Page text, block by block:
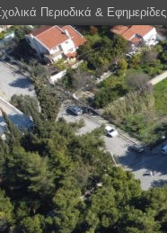
Περιοδικά & Εφημερίδες